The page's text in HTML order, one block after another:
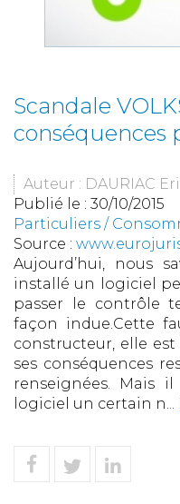
Scandale
conséquences
Auteur : DAURIAC
Publié le : 30/10/2015
Particuliers /
Source :
Aujourd’hui, nous
installé un logiciel
passer le contrôle
façon indue.Cette
constructeur, elle est
ses conséquences
renseignées. Mais
logiciel un certain n...